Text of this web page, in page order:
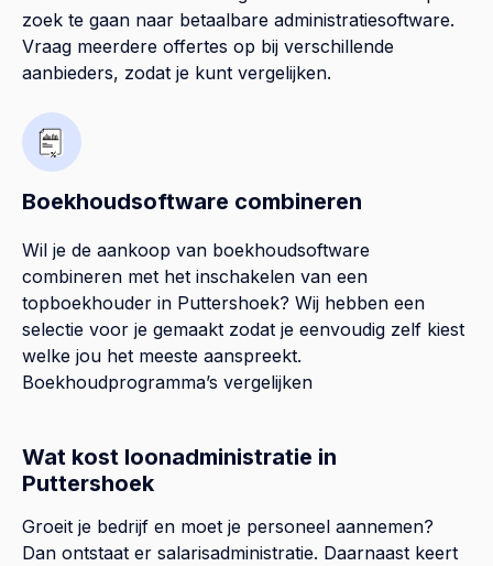
zoek te gaan naar betaalbare administratiesoftware.
Vraag meerdere offertes op bij verschillende
aanbieders, zodat je kunt vergelijken.
Boekhoudsoftware combineren
Wil je de aankoop van boekhoudsoftware
combineren met het inschakelen van een
topboekhouder in Puttershoek? Wij hebben een
selectie voor je gemaakt zodat je eenvoudig zelf kiest
welke jou het meeste aanspreekt.
Boekhoudprogramma’s vergelijken
Wat kost loonadministratie in
Puttershoek
Groeit je bedrijf en moet je personeel aannemen?
Dan ontstaat er salarisadministratie. Daarnaast keert